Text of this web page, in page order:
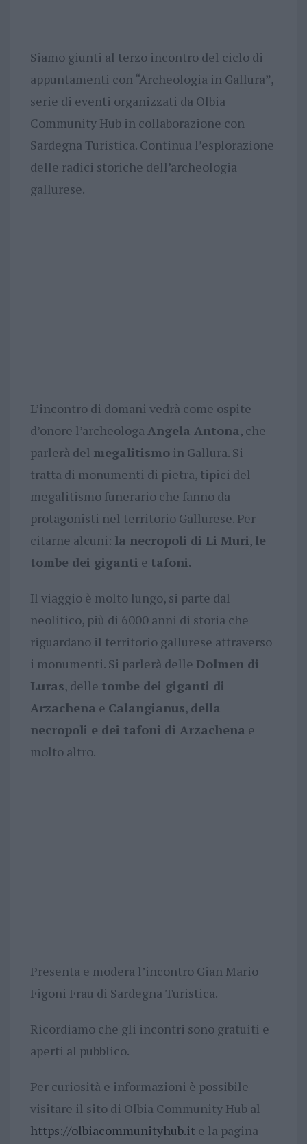
Siamo giunti al terzo incontro del ciclo di
appuntamenti con “Archeologia in Gallura”,
serie di eventi organizzati da Olbia
Community Hub in collaborazione con
Sardegna Turistica. Continua l’esplorazione
delle radici storiche dell’archeologia
gallurese.
L’incontro di domani vedrà come ospite
d’onore l’archeologa Angela Antona, che
parlerà del megalitismoin Gallura. Si
tratta di monumenti di pietra, tipici del
megalitismo funerario che fanno da
protagonisti nel territorio Gallurese. Per
citarne alcuni: la necropoli di Li Muri, le
tombe dei giganti e tafoni.
Il viaggio è molto lungo, si parte dal
neolitico, più di 6000 anni di storia che
riguardano il territorio gallurese attraverso
i monumenti. Si parlerà delle Dolmen di
Luras, delle tombe dei giganti di
Arzachena e Calangianus, della
necropoli e dei tafoni di Arzachena e
molto altro.
Presenta e modera l’incontro Gian Mario
Figoni Frau di Sardegna Turistica.
Ricordiamo che gli incontri sono gratuiti e
aperti al pubblico.
Per curiosità e informazioni è possibile
visitare il sito di Olbia Community Hub al
https://olbiacommunityhub.it e la pagina